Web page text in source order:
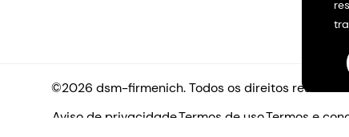
©2026 dsm-firmenich. Todos os direitos
Aviso de privacidadeTermos de usoTermos e